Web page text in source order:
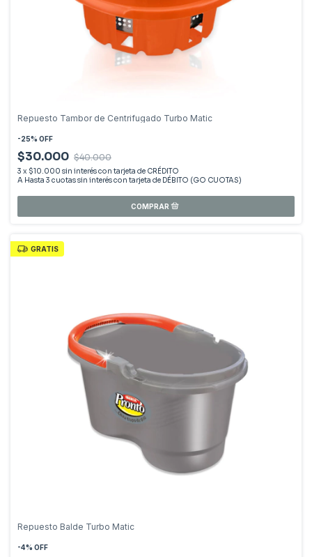
Repuesto Tambor de Centrifugado Turbo Matic
-25% OFF
$30.000 $40.000
3 x $10.000 sin interés
GRATIS
Repuesto Balde Turbo Matic
-4% OFF